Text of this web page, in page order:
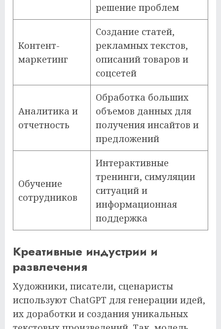
решение проблем
Контент-
маркетинг
Создание статей,
рекламных текстов,
описаний товаров и
соцсетей
Аналитика и
отчетность
Обработка больших
объемов данных для
получения инсайтов и
предложений
Обучение
сотрудников
Интерактивные
тренинги, симуляции
ситуаций и
информационная
поддержка
Креативные индустрии и
развлечения
Художники, писатели, сценаристы
используют ChatGPT для генерации идей,
их доработки и создания уникальных